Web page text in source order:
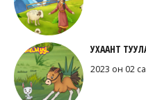
УХААНТ
2023 он 02